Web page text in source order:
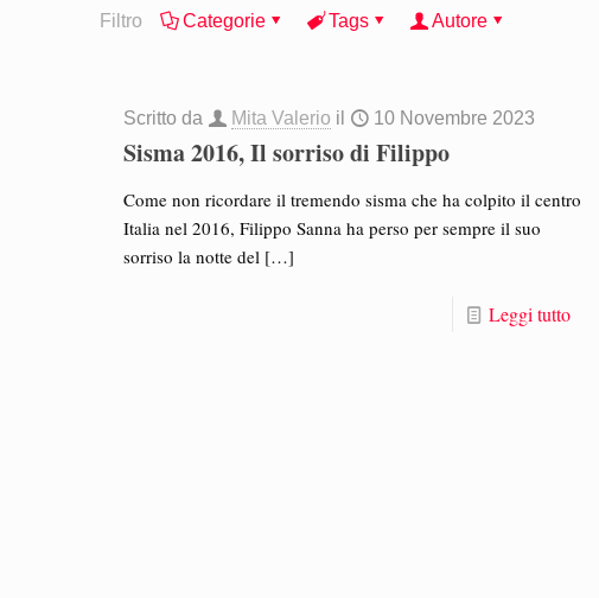
Filtro Categorie Tags Autore
Scritto da Mita Valerio il 10 Novembre 2023
Sisma 2016, Il sorriso di Filippo
Come non ricordare il tremendo sisma che ha colpito il centro
Italia nel 2016, Filippo Sanna ha perso per sempre il suo
sorriso la notte del […]
Leggi tutto